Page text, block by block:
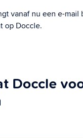
vanaf nu een e-mail
op Doccle.
Doccle